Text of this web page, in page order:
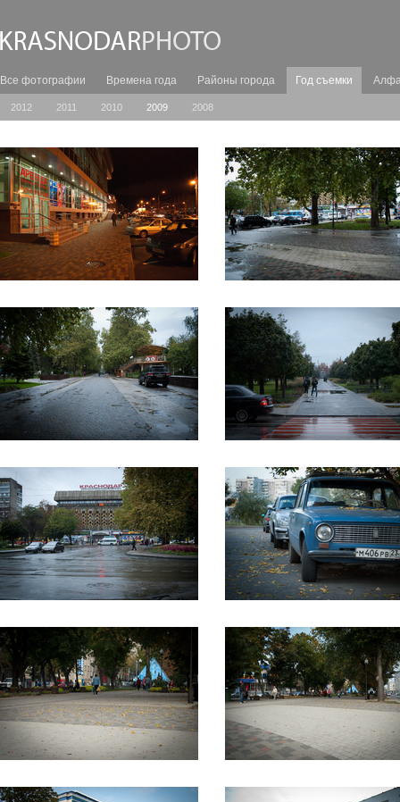
Все фотографии Времена года Районы города Год съемки
2012 2011 2010 2009 2008